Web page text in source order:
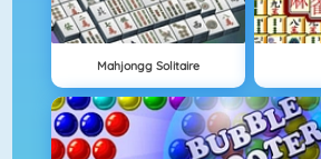
Mahjongg Solitaire